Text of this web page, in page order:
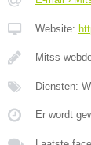
Website:
Mitss
Diensten:
Er wordt